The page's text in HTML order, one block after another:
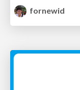
fornewid